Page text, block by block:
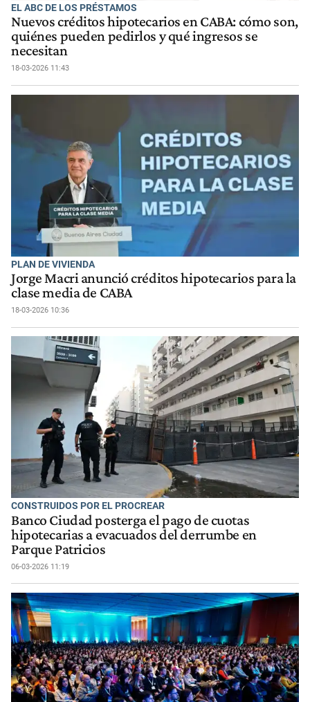
EL ABC DE LOS PRÉSTAMOS
Nuevos créditos hipotecarios en CABA: cómo son,
quiénes pueden pedirlos y qué ingresos se
necesitan
18-03-2026 11:43
PLAN DE VIVIENDA
Jorge Macri anunció créditos hipotecarios para la
clase media de CABA
18-03-2026 10:36
CONSTRUIDOS POR EL PROCREAR
Banco Ciudad posterga el pago de cuotas
hipotecarias a evacuados del derrumbe en
Parque Patricios
06-03-2026 11:19